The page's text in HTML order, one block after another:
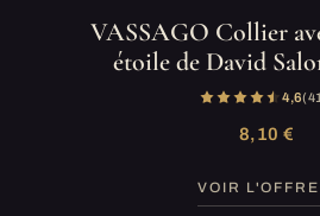
VASSAGO Collier
étoile de David
4,6
8,10 €
VOIR L'OFFRE